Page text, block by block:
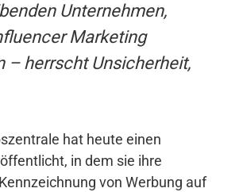
Unternehmen,
Marketing
– herrscht Unsicherheit,
hat heute einen
in dem sie ihre
von Werbung auf